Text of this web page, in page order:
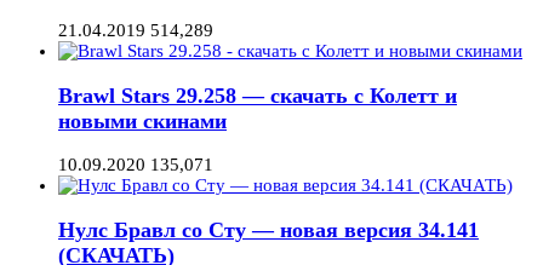
21.04.2019 514,289
Brawl Stars 29.258 — скачать с Колетт и
новыми скинами
10.09.2020 135,071
Нулс Бравл со Сту — новая версия 34.141
(СКАЧАТЬ)